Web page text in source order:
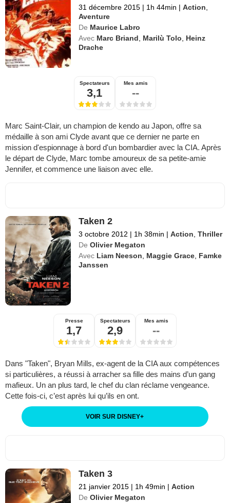
31 décembre 2015 | 1h 44min | Action
Aventure
De Maurice Labro
Avec Marc Briand Marilù Tolo
Heinz
Drache
Spectateurs
3,1
Mes amis
--
Marc Saint-Clair, un champion de kendo au Japon, offre sa
médaille à son ami Clyde avant que ce dernier ne parte en
mission d'espionnage à bord d'un bombardier avec la CIA. Après
le départ de Clyde, Marc tombe amoureux de sa petite-amie
Jennifer, et commence une liaison avec elle.
Taken 2
3 octobre 2012 | 1h 38min | Action ,Thriller
De Olivier Megaton
Avec Liam Neeson Maggie Grace Famke
Janssen
Presse
1,7
Spectateurs
2,9
Mes amis
--
Dans "Taken", Bryan Mills, ex-agent de la CIA aux compétences
si particulières, a réussi à arracher sa fille des mains d’un gang
mafieux. Un an plus tard, le chef du clan réclame vengeance.
Cette fois-ci, c’est après lui qu’ils en ont.
VOIR SUR DISNEY+
Taken 3
21 janvier 2015 | 1h 49min | Action
De Olivier Megaton